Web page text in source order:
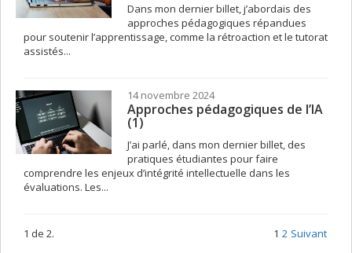
Dans mon dernier billet, j’abordais des
approches pédagogiques répandues
pour soutenir l’apprentissage, comme la rétroaction et le tutorat
assistés...
14 novembre 2024
Approches pédagogiques de l’IA
(1)
J’ai parlé, dans mon dernier billet, des
pratiques étudiantes pour faire
comprendre les enjeux d’intégrité intellectuelle dans les
évaluations. Les...
1 de 2. 1 2 Suivant